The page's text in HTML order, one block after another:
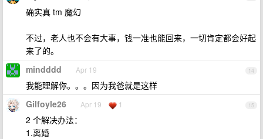
确实真 tm 魔幻
不过，老人也不会有大事，钱一准也能回来，一切肯定都会好起
来了的。
14
mindddd Apr 19
我能理解你。。。因为我爸就是这样
15
Gilfoyle26 Apr 19 1
2 个解决办法：
1.离婚